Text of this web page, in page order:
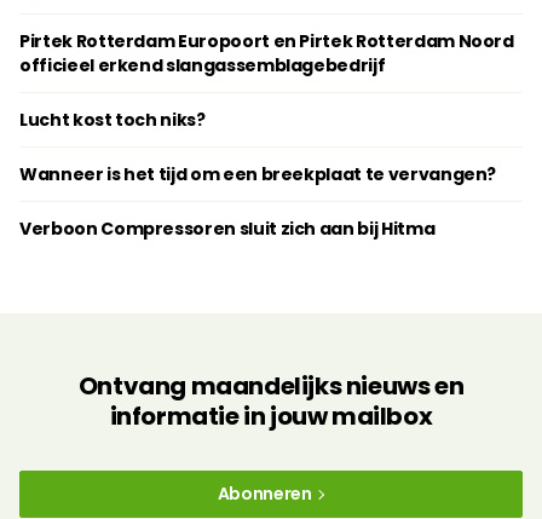
Pirtek Rotterdam Europoort en Pirtek Rotterdam Noord
officieel erkend slangassemblagebedrijf
Lucht kost toch niks?
Wanneer is het tijd om een breekplaat te vervangen?
Verboon Compressoren sluit zich aan bij Hitma
Ontvang maandelijks nieuws en
informatie in jouw mailbox
Abonneren